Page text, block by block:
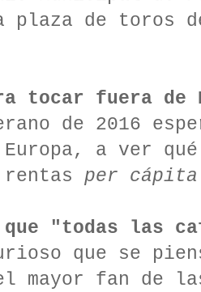
plaza de toros
tocar fuera de
de 2016
Europa, a ver
per cápita
que "todas las
que se
mayor fan de